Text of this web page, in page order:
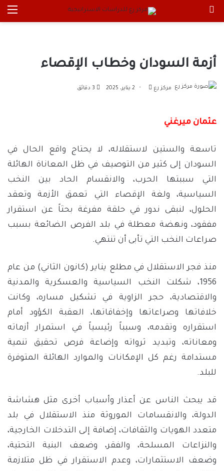
أزمة السودان وخطاب الإقصاء
مركز رع
أرسل 2 يناير، 2025
عثمان ميرغني
تاسعة والستين لاستقلاله، لا يحتاج واقع الحال في
السودان إلى كثير من التوصيف في ظل المعاناة الهائلة
التي سببتها الحرب، والانقسام الحاد بين النخب
السياسية، ولغة الإقصاء التي تعمق الأزمة وتعقد
الحلول، لنبقى ندور في حلقة مفرغة بحثاً عن استقرار
مفقود، ونهضة معطلة في بلد الفرص الضائعة بسبب
صراعات النخب التي تأبى أن تنتهي.
منذ فجر الاستقلال في مطلع يناير (كانون الثاني) من عام
1956، شكلت النخب السياسية والعسكرية والمدنية
والاقتصادية، حجر الزاوية في تشكيل مساره، وكانت
خلافاتها وصراعاتها وإخفاقاتها، العقبة الكؤود أمام
استقراره وتقدمه، وسبباً رئيسياً في استمرار أزماته
ومعاناته، وتبديد ثرواته وإضاعة فرص تحقيق تنمية
مستدامة رغم كل الإمكانات والموارد الهائلة المتوفرة
للبلد.
قد يبحث الناس عن أعذار وأسباب أخرى مثل هشاشة
الدولة، والانقسامات الموروثة منذ الاستقلال في بلد
متعدد الهويات والثقافات، إضافة إلى التدخلات الخارجية،
والنزاعات المسلحة، والفقر، وضعف البنية التحتية،
وضعف الاستثمارات، وعدم الاستقرار في ظل متلازمة